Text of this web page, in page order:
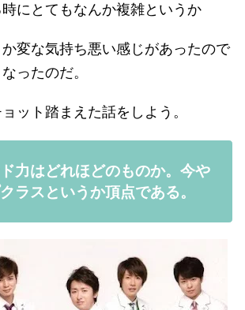
にとてもなんか複雑というか
変な気持ち悪い感じがあったので
ったのだ。
ット踏まえた話をしよう。
力はどれほどのものか。今や
ラスというか頂点である。